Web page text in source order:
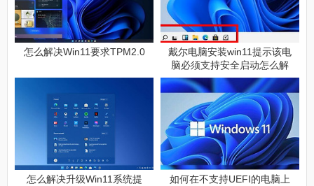
怎么解决Win11要求TPM2.0
戴尔电脑安装win11提示该电
脑必须支持安全启动怎么解
决
怎么解决升级Win11系统提
如何在不支持UEFI的电脑上